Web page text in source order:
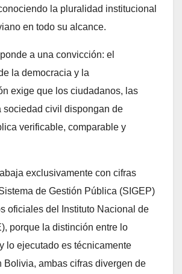
la pluralidad institucional
en todo su alcance.
a una convicción: el
la democracia y la
exige que los ciudadanos, las
sociedad civil dispongan de
verificable, comparable y
exclusivamente con cifras
de Gestión Pública (SIGEP)
oficiales del Instituto Nacional de
porque la distinción entre lo
lo ejecutado es técnicamente
Bolivia, ambas cifras divergen de